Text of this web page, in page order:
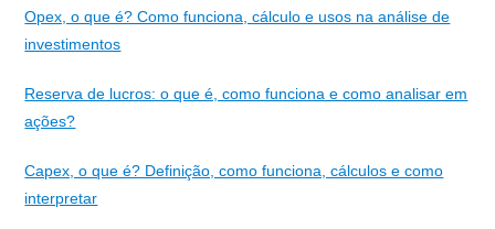
Opex, o que é? Como funciona, cálculo e usos na análise de
investimentos
Reserva de lucros: o que é, como funciona e como analisar em
ações?
Capex, o que é? Definição, como funciona, cálculos e como
interpretar